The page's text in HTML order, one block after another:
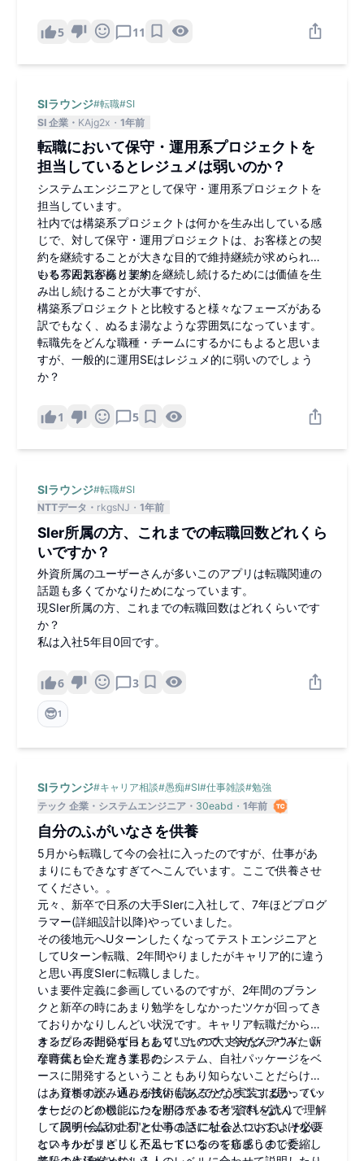
5 11
SIラウンジ#転職#SI
SI 企業
KAjg2x 1年前
転職において保守・運用系プロジェクトを
担当しているとレジュメは弱いのか？
システムエンジニアとして保守・運用系プロジェクトを
担当しています。
社内では構築系プロジェクトは何かを生み出している感
じで、対して保守・運用プロジェクトは、お客様との契
約を継続することが大きな目的で維持継続が求められて
いる雰囲気があります。
もちろんお客様と契約を継続し続けるためには価値を生
み出し続けることが大事ですが、
構築系プロジェクトと比較すると様々なフェーズがある
訳でもなく、ぬるま湯なような雰囲気になっています。
転職先をどんな職種・チームにするかにもよると思いま
すが、一般的に運用SEはレジュメ的に弱いのでしょう
か？
1 5
SIラウンジ#転職#SI
NTTデータ
rkgsNJ 1年前
SIer所属の方、これまでの転職回数どれくら
いですか？
外資所属のユーザーさんが多いこのアプリは転職関連の
話題も多くてかなりためになっています。
現SIer所属の方、これまでの転職回数はどれくらいです
か？
私は入社5年目0回です。
6 3
😎1
SIラウンジ#キャリア相談#愚痴#SI#仕事雑談#勉強
テック 企業
システムエンジニア 30eabd 1年前
自分のふがいなさを供養
5月から転職して今の会社に入ったのですが、仕事があ
まりにもできなすぎてへこんでいます。ここで供養させ
てください。。
元々、新卒で日系の大手SIerに入社して、7年ほどプログ
ラマー(詳細設計以降)やっていました。
その後地元へUターンしたくなってテストエンジニアと
してUターン転職、2年間やりましたがキャリア的に違う
と思い再度SIerに転職しました。
いま要件定義に参画しているのですが、2年間のブラン
クと新卒の時にあまり勉学をしなかったツケが回ってき
ておりかなりしんどい状況です。キャリア転職だからで
きるだろみたいな目もあり"こいつ大丈夫なん？"みたい
な言葉もいただきました。
オンプレで開発ずっとしていたので、今がクラウド、新
卒時代と全く違う業界のシステム、自社パッケージをベ
ースに開発するということもあり知らないことだらけで
はありますが、通じる技術もあるかなとここは思ってい
ました。しかし、ふたを開けてみると"資料を読んで理解
して説明(会話)する"というまさに社会人におおよそ必要
なスキルがまさしく不足しているのを痛感しました。。
・資料の読み込みが浅い(読んでどう実装するか、パッ
ケージのどの機能につながるかまで考えていない)
・同チームの上司と仕事の話になるとついていけない
というかピリピリしたムードになってしまうので委縮し